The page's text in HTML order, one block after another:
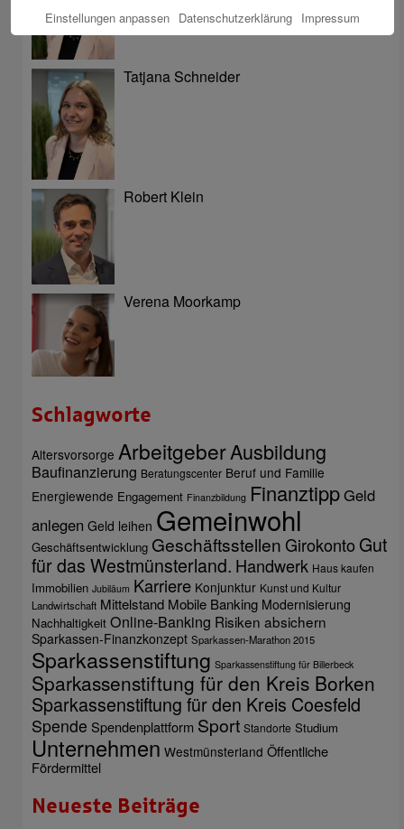
Tatjana Schneider
Robert Klein
Verena Moorkamp
Schlagworte
Altersvorsorge ArbeitgeberAusbildung
Baufinanzierung Beratungscenter Beruf und Familie
Energiewende Engagement Finanzbildung FinanztippGeld
anlegen Geld leihen Gemeinwohl
Geschäftsentwicklung Geschäftsstellen Girokonto Gut
für das Westmünsterland. Handwerk Haus kaufen
Immobilien Jubiläum Karriere Konjunktur Kunst und Kultur
Landwirtschaft Mittelstand Mobile Banking Modernisierung
Nachhaltigkeit Online-Banking Risiken absichern
Sparkassen-Finanzkonzept Sparkassen-Marathon 2015
Sparkassenstiftung Sparkassenstiftung für Billerbeck
Sparkassenstiftung für den Kreis Borken
Sparkassenstiftung für den Kreis Coesfeld
Spende Spendenplattform Sport Standorte Studium
Unternehmen Westmünsterland Öffentliche
Fördermittel
Neueste Beiträge
Einstellungen anpassen Datenschutzerklärung Impressum